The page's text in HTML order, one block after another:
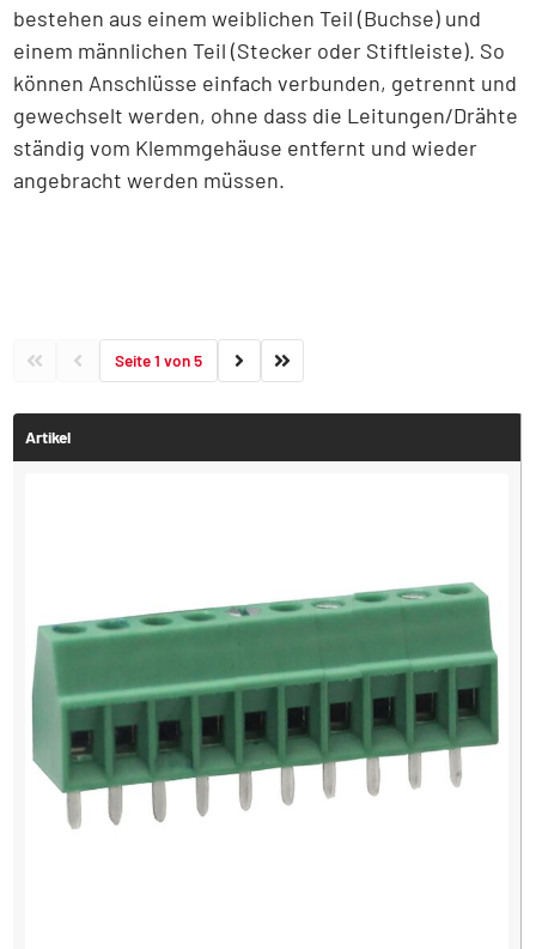
bestehen aus einem weiblichen Teil (Buchse) und
einem männlichen Teil (Stecker oder Stiftleiste). So
können Anschlüsse einfach verbunden, getrennt und
gewechselt werden, ohne dass die Leitungen/Drähte
ständig vom Klemmgehäuse entfernt und wieder
angebracht werden müssen.
Seite 1 von 5
Artikel